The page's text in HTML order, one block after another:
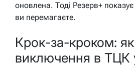
оновлена. Тоді Резерв+
ви перемагаєте.
Крок-за-кроком:
виключення в ТЦК